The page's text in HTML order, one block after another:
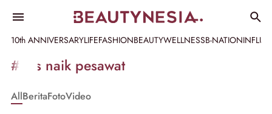
10th ANNIVERSARYLIFEFASHIONBEAUTYWELLNESSB-NATION
Informasi
[GET_DATA_TITLE]
#tips naik pesawat
AllBeritaFotoVideo